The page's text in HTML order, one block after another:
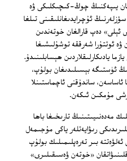
يىپەكنىڭ چوڭ-كىچىكلىكى ۋە
ئۇچرايدىغانلىقىنى تىلغا
ئېلى» دەپ قارالغان خوتەندىن
ئوتتۇرا شەرققە توشۇلىشىغا
يادىكارلىقلاردىن ھېسابلىنىدۇ.
ئۈستىگە بېسىلىدىغان بولۇپ،
ساندۇقنى ئاچماستىنلا
مۇمكىن ئىكەن.
مەدەنىيىتىنىڭ تارىخىغا باھا
رىۋايەتلەر ياكى مۇجىمەل
ئەلۋەتتە بىر تەرەپلىمىلىك بولۇپ
«خوتەن ۋەسىقىلىرى»